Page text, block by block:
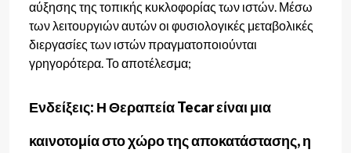
αύξησης της τοπικής κυκλοφορίας των ιστών. Μέσω
των λειτουργιών αυτών οι φυσιολογικές μεταβολικές
διεργασίες των ιστών πραγματοποιούνται
γρηγορότερα. Το αποτέλεσμα;
Ενδείξεις: Η Θεραπεία Tecar είναι μια
καινοτομία στο χώρο της αποκατάστασης, η